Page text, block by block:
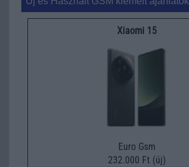
Xiaomi 15
Euro Gsm
232.000 Ft (új)